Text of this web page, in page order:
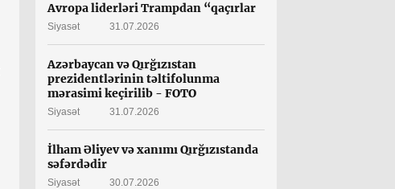
Avropa liderləri Trampdan “qaçırlar
Siyasət 31.07.2026
Azərbaycan və Qırğızıstan
prezidentlərinin təltifolunma
mərasimi keçirilib - FOTO
Siyasət 31.07.2026
İlham Əliyev və xanımı Qırğızıstanda
səfərdədir
Siyasət 30.07.2026